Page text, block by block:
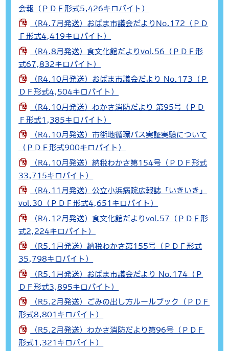
会報（ＰＤＦ形式5,426キロバイト）
（R4.7月発送）おばま市議会だよりNo.172（ＰＤ
Ｆ形式4,419キロバイト）
（R4.8月発送）食文化館だよりvol.56（ＰＤＦ形
式67,832キロバイト）
（R4.10月発送）おばま市議会だより No.173（Ｐ
ＤＦ形式4,504キロバイト）
（R4.10月発送）わかさ消防だより 第95号（ＰＤ
Ｆ形式1,385キロバイト）
（R4.10月発送）市街地循環バス実証実験について
（ＰＤＦ形式900キロバイト）
（R4.10月発送）納税わかさ第154号（ＰＤＦ形式
33,715キロバイト）
（R4.11月発送）公立小浜病院広報誌「いきいき」
vol.30（ＰＤＦ形式4,651キロバイト）
（R4.12月発送）食文化館だよりvol.57（ＰＤＦ形
式2,224キロバイト）
（R5.1月発送）納税わかさ第155号（ＰＤＦ形式
35,798キロバイト）
（R5.1月発送）おばま市議会だより No.174（Ｐ
ＤＦ形式3,895キロバイト）
（R5.2月発送）ごみの出し方ルールブック（ＰＤＦ
形式8,801キロバイト）
（R5.2月発送）わかさ消防だより第96号（ＰＤＦ
形式1,321キロバイト）